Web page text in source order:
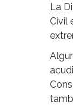
La
Civil